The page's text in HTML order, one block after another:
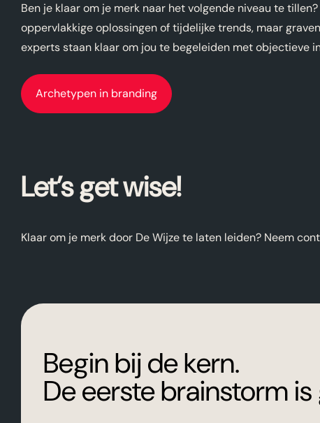
Ben je klaar om je merk naar het volgende niveau te
oppervlakkige oplossingen of tijdelijke trends, maar
experts staan klaar om jou te begeleiden met objectieve
Archetypen in branding
Let’s get wise!
Klaar om je merk door De Wijze te laten leiden? Neem
Begin bij de kern.
De eerste brainstorm is